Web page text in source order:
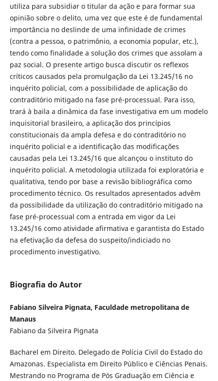
utiliza para subsidiar o titular da ação e para formar sua
opinião sobre o delito, uma vez que este é de fundamental
importância no deslinde de uma infinidade de crimes
(contra a pessoa, o patrimônio, a economia popular, etc.),
tendo como finalidade a solução dos crimes que assolam a
paz social. O presente artigo busca discutir os reflexos
críticos causados pela promulgação da Lei 13.245/16 no
inquérito policial, com a possibilidade de aplicação do
contraditório mitigado na fase pré-processual. Para isso,
trará à baila a dinâmica da fase investigativa em um modelo
inquisitorial brasileiro, a aplicação dos princípios
constitucionais da ampla defesa e do contraditório no
inquérito policial e a identificação das modificações
causadas pela Lei 13.245/16 que alcançou o instituto do
inquérito policial. A metodologia utilizada foi exploratória e
qualitativa, tendo por base a revisão bibliográfica como
procedimento técnico. Os resultados apresentados advêm
da possibilidade da utilização do contraditório mitigado na
fase pré-processual com a entrada em vigor da Lei
13.245/16 como atividade afirmativa e garantista do Estado
na efetivação da defesa do suspeito/indiciado no
procedimento investigativo.
Biografia do Autor
Fabiano Silveira Pignata, Faculdade metropolitana de
Manaus
Fabiano da Silveira Pignata
Bacharel em Direito. Delegado de Polícia Civil do Estado do
Amazonas. Especialista em Direito Público e Ciências Penais.
Mestrando no Programa de Pós Graduação em Ciência e